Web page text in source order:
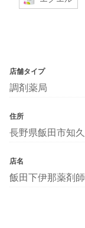
店舗タイプ
調剤薬局
住所
長野県飯田市知
店名
飯田下伊那薬剤